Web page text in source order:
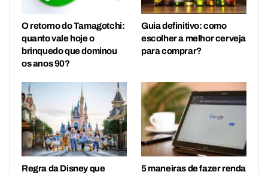
O retorno do Tamagotchi:
quanto vale hoje o
brinquedo que dominou
os anos 90?
Guia definitivo: como
escolher a melhor cerveja
para comprar?
Regra da Disney que
5 maneiras de fazer renda